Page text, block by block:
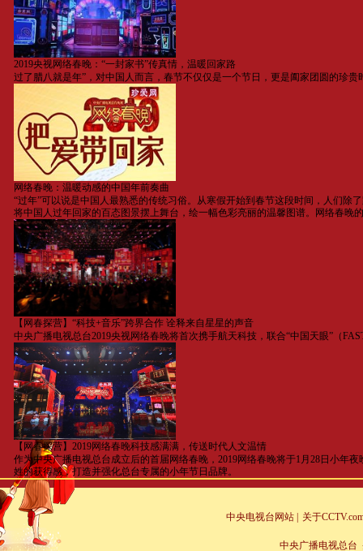
2019央视网络春晚：“一封家书”传真情，温暖回家路
过了腊八就是年”，对中国人而言，春节不仅仅是一个节日，更是阖家团圆的珍
网络春晚：温暖动感的中国年前奏曲
“过年”可以说是中国人最熟悉的传统习俗。从寒假开始到春节这段时间，人们
将中国人过年回家的百态图景摆上舞台，绘一幅色彩亮丽的温馨图谱。网络春晚
【网春探营】“科技+音乐”跨界合作 诠释来自星星的声音
中央广播电视总台2019央视网络春晚将首次携手航天科技，联合“中国天眼”（
【网春探营】2019网络春晚科技感满满，传送时代人文温情
作为中央广播电视总台成立后的首届网络春晚，2019网络春晚将于1月28日小年
姓的获得感，打造并强化总台专属的小年节日品牌。
中央电视台网站 关于
中央广播电视总台